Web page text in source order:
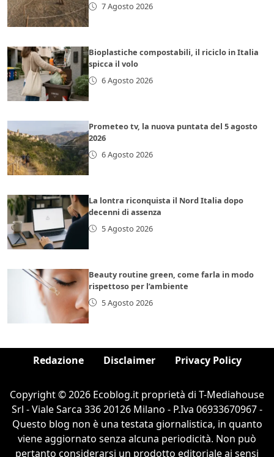
7 Agosto 2026
Bioplastiche compostabili, il riciclo in Italia
spicca il volo
6 Agosto 2026
Prometeo tv, la nuova puntata del 5 agosto
2026
6 Agosto 2026
La lontra riconquista il Nord Italia dopo
decenni di assenza
5 Agosto 2026
Beauty routine green, come farla in modo
rispettoso per l’ambiente
5 Agosto 2026
Redazione Disclaimer Privacy Policy
Copyright © 2026 Ecoblog.it proprietà di T-Mediahouse
Srl - Viale Sarca 336 20126 Milano - P.Iva 06933670967 -
Questo blog non è una testata giornalistica, in quanto
viene aggiornato senza alcuna periodicità. Non può
pertanto considerarsi un prodotto editoriale ai sensi